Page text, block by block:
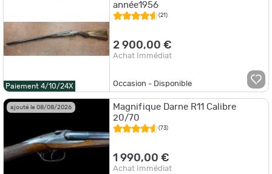
Paiement 4/10/24X
année1956
(21)
2 900,00 €
Achat Immédiat
Occasion - Disponible
ajouté le 08/08/2026
Magnifique Darne R11 Calibre
20/70
(73)
1 990,00 €
Achat Immédiat